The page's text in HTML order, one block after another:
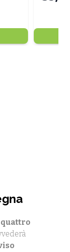
quattro